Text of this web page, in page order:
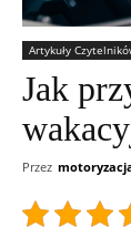
Artykuły
Jak
Przez